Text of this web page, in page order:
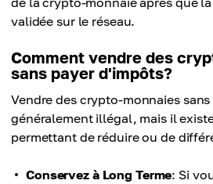
validée sur le réseau.
Comment vendre des
sans payer d'impôts?
Vendre des crypto-monnaies
généralement illégal, mais il
permettant de réduire ou de
Conservez à Long Terme: Si